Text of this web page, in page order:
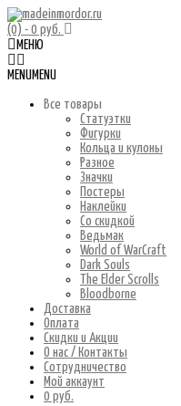
(0) - 0 руб.
МЕНЮ
MENU MENU
Все товары
Статуэтки
Фигурки
Кольца и кулоны
Разное
Значки
Постеры
Наклейки
Со скидкой
Ведьмак
World of WarCraft
Dark Souls
The Elder Scrolls
Bloodborne
Доставка
Оплата
Скидки и Акции
О нас / Контакты
Сотрудничество
Мой аккаунт
0 руб.